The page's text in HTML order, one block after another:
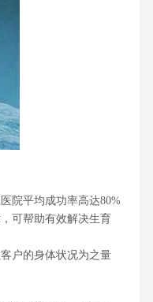
院平均成功率高达80%
可帮助有效解决生育
户的身体状况为之量